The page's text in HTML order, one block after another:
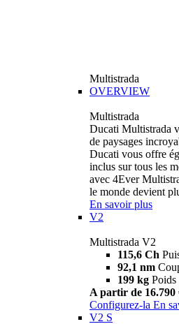
Multistrada
OVERVIEW
Multistrada
Ducati Multistrada
de paysages
Ducati vous offre
inclus sur tous les
avec 4Ever
le monde devient
En savoir plus
V2
Multistrada V2
115,6 Ch
92,1 nm
199 kg Poids
A partir de 16.790
Configurez-la En
V2 S